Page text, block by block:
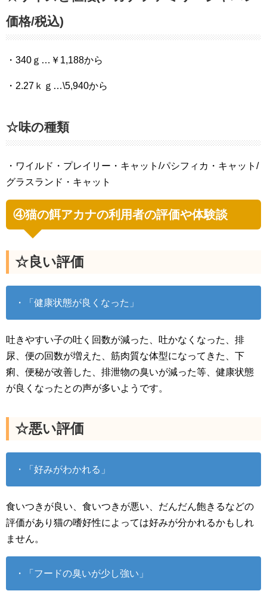
価格/税込)
・340ｇ…￥1,188から
・2.27ｋｇ…\5,940から
☆味の種類
・ワイルド・プレイリー・キャット/パシフィカ・キャット/
グラスランド・キャット
④猫の餌アカナの利用者の評価や体験談
☆良い評価
・「健康状態が良くなった」
吐きやすい子の吐く回数が減った、吐かなくなった、排
尿、便の回数が増えた、筋肉質な体型になってきた、下
痢、便秘が改善した、排泄物の臭いが減った等、健康状態
が良くなったとの声が多いようです。
☆悪い評価
・「好みがわかれる」
食いつきが良い、食いつきが悪い、だんだん飽きるなどの
評価があり猫の嗜好性によっては好みが分かれるかもしれ
ません。
・「フードの臭いが少し強い」